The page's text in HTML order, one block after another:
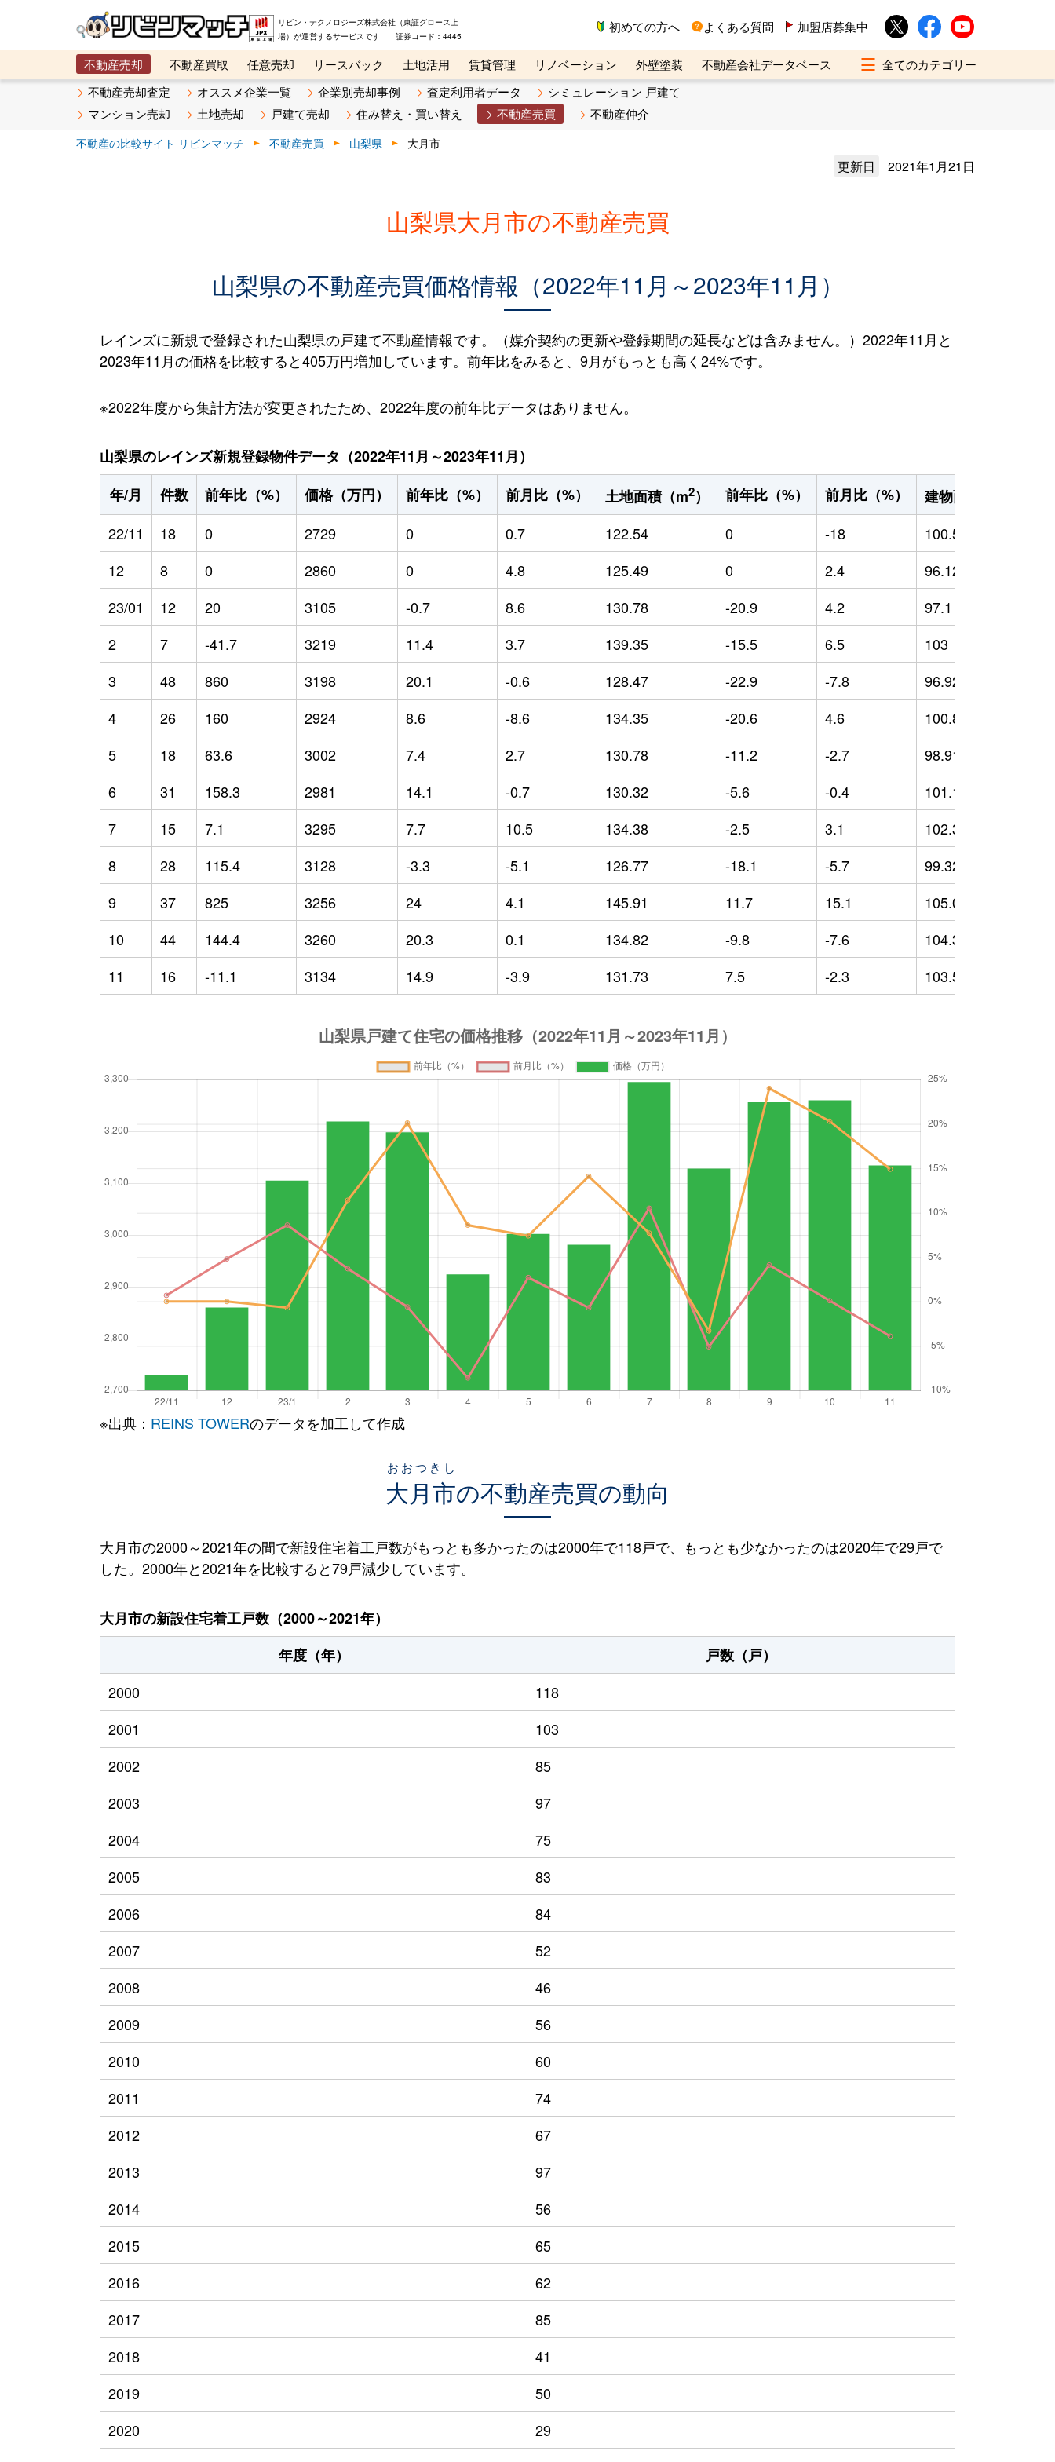
リビン・テクノロジーズ株式会社（東証グロース上
場）が運営するサービスです 証券コード：4445
初めての方へ よくある質問 加盟店募集中
不動産売却 不動産買取 任意売却 リースバック 土地活用 賃貸管理 リノベーション 外壁塗装
不動産会社データベース
メタ住宅展示場
ベスト不動産カンパニー オンライン講座 リビンマガジンBiz 不動産売却ご相談デスク
不動産売却査定 オススメ企業一覧 企業別売却事例 査定利用者データ
シミュレーション 戸建て
マンション売却
土地売却 戸建て売却 住み替え・買い替え 不動産売買 不動産仲介
不動産の比較サイト リビンマッチ 不動産売買 山梨県 大月市
更新日 2021年1月21日
山梨県大月市の不動産売買
山梨県の不動産売買価格情報（2022年11月～2023年11月）
レインズに新規で登録された山梨県の戸建て不動産情報です。（媒介契約の更新や登録期間の延長などは含みません。）2022年11月と
2023年11月の価格を比較すると405万円増加しています。前年比をみると、9月がもっとも高く24%です。
※2022年度から集計方法が変更されたため、2022年度の前年比データはありません。
山梨県のレインズ新規登録物件データ（2022年11月～2023年11月）
年/月
件数 前年比（%） 価格（万円） 前年比（%） 前月比（%） 土地面積（m2） 前年比（%） 前月比（%） 建物面積（m
22/11
18 0 2729 0 0.7 122.54 0 -18 100.5
12
8 0 2860 0 4.8 125.49 0 2.4 96.12
23/01
12 20 3105 -0.7 8.6 130.78 -20.9 4.2 97.1
2
7 -41.7 3219 11.4 3.7 139.35 -15.5 6.5 103
3
48 860 3198 20.1 -0.6 128.47 -22.9 -7.8 96.92
4
26 160 2924 8.6 -8.6 134.35 -20.6 4.6 100.84
5
18 63.6 3002 7.4 2.7 130.78 -11.2 -2.7 98.91
6
31 158.3 2981 14.1 -0.7 130.32 -5.6 -0.4 101.16
7
15 7.1 3295 7.7 10.5 134.38 -2.5 3.1 102.35
8
28 115.4 3128 -3.3 -5.1 126.77 -18.1 -5.7 99.32
9
37 825 3256 24 4.1 145.91 11.7 15.1 105.05
10
44 144.4 3260 20.3 0.1 134.82 -9.8 -7.6 104.33
11
16 -11.1 3134 14.9 -3.9 131.73 7.5 -2.3 103.57
※出典： REINS TOWERのデータを加工して作成
大月市
おおつきし
の不動産売買の動向
大月市の2000～2021年の間で新設住宅着工戸数がもっとも多かったのは2000年で118戸で、もっとも少なかったのは2020年で29戸で
した。2000年と2021年を比較すると79戸減少しています。
大月市の新設住宅着工戸数（2000～2021年）
年度（年）
戸数（戸）
2000
118
2001
103
2002
85
2003
97
2004
75
2005
83
2006
84
2007
52
2008
46
2009
56
2010
60
2011
74
2012
67
2013
97
2014
56
2015
65
2016
62
2017
85
2018
41
2019
50
2020
29